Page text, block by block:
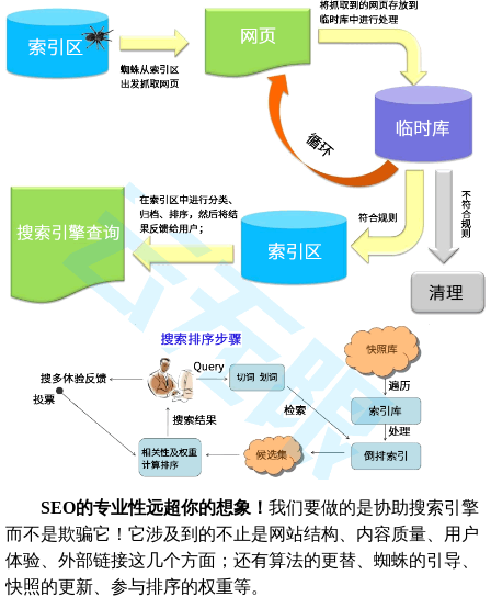
SEO的专业性远超你的想象！ 我们要做的是协助搜索引擎
而不是欺骗它！它涉及到的不止是网站结构、内容质量、用户
体验、外部链接这几个方面；还有算法的更替、蜘蛛的引导、
快照的更新、参与排序的权重等。